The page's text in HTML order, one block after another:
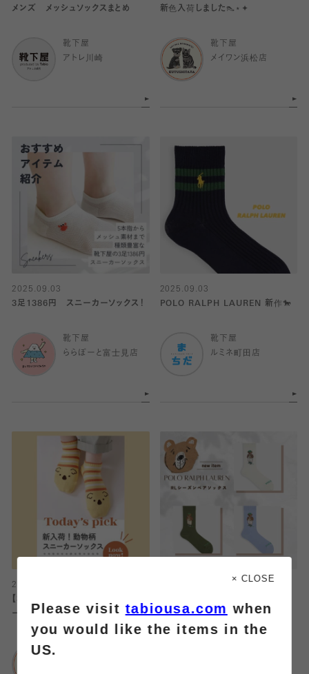
メンズ メッシュソックスまとめ
靴下屋
アトレ川崎
新色入荷しました👠⋆✦
靴下屋
メイワン浜松店
2025.09.03
3足1386円 スニーカーソックス！
靴下屋
ららぽーと富士見店
2025.09.03
POLO RALPH LAUREN 新作🐎
靴下屋
ルミネ町田店
2025.09.03
【3足1386円】脱いでもかわいいスニ
ーカーソックス🐨🌿
ンベアソックス🧸🤍
× CLOSE
Please visittabiousa.com when
you would like the items in the
US.